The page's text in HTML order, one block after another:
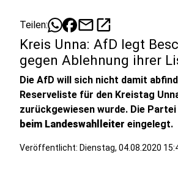
Teilen: mailopen_in_new
Kreis Unna: AfD legt
gegen Ablehnung ihrer
Die AfD will sich nicht damit
Reserveliste für den Kreistag
zurückgewiesen wurde. Die
beim Landeswahlleiter eingelegt.
Veröffentlicht: Dienstag, 04.08.2020